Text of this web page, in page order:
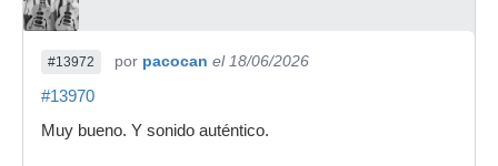
#13972 por pacocan el 18/06/2026
#13970
Muy bueno. Y sonido auténtico.